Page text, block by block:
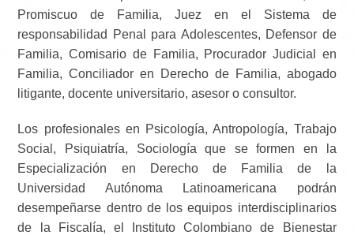
Promiscuo de Familia, Juez en el Sistema de
responsabilidad Penal para Adolescentes, Defensor de
Familia, Comisario de Familia, Procurador Judicial en
Familia, Conciliador en Derecho de Familia, abogado
litigante, docente universitario, asesor o consultor.
Los profesionales en Psicología, Antropología, Trabajo
Social, Psiquiatría, Sociología que se formen en la
Especialización en Derecho de Familia de la
Universidad Autónoma Latinoamericana podrán
desempeñarse dentro de los equipos interdisciplinarios
de la Fiscalía, el Instituto Colombiano de Bienestar